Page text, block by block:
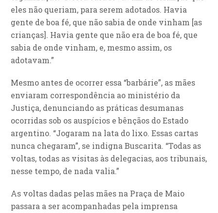
eles não queriam, para serem adotados. Havia
gente de boa fé, que não sabia de onde vinham [as
crianças]. Havia gente que não era de boa fé, que
sabia de onde vinham, e, mesmo assim, os
adotavam.”
Mesmo antes de ocorrer essa “barbárie”, as mães
enviaram correspondência ao ministério da
Justiça, denunciando as práticas desumanas
ocorridas sob os auspícios e bênçãos do Estado
argentino. “Jogaram na lata do lixo. Essas cartas
nunca chegaram”, se indigna Buscarita. “Todas as
voltas, todas as visitas às delegacias, aos tribunais,
nesse tempo, de nada valia.”
As voltas dadas pelas mães na Praça de Maio
passara a ser acompanhadas pela imprensa